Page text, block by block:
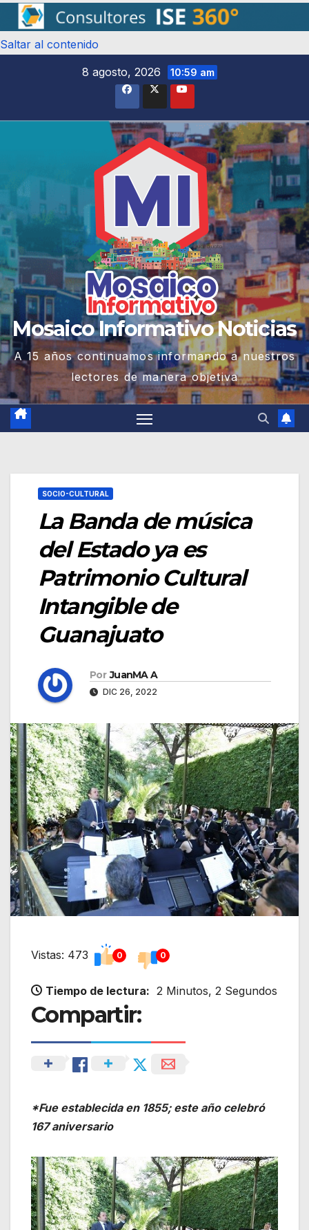
Saltar al contenido
8 agosto, 2026
10:59 am
Mosaico Informativo Noticias
A 15 años continuamos informando a nuestros
lectores de manera objetiva
SOCIO-CULTURAL
La Banda de música
del Estado ya es
Patrimonio Cultural
Intangible de
Guanajuato
Por JuanMA A
DIC 26, 2022
Vistas: 473 0 0
Tiempo de lectura: 2 Minutos, 2 Segundos
Compartir:
*Fue establecida en 1855; este año celebró
167 aniversario